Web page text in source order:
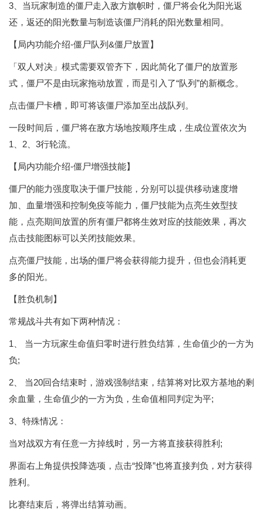
3、当玩家制造的僵尸走入敌方旗帜时，僵尸将会化为阳光返
还，返还的阳光数量与制造该僵尸消耗的阳光数量相同。
【局内功能介绍-僵尸队列&僵尸放置】
「双人对决」模式需要双管齐下，因此简化了僵尸的放置形
式，僵尸不是由玩家拖动放置，而是引入了“队列”的新概念。
点击僵尸卡槽，即可将该僵尸添加至出战队列。
一段时间后，僵尸将在敌方场地按顺序生成，生成位置依次为
1、2、3行轮流。
【局内功能介绍-僵尸增强技能】
僵尸的能力强度取决于僵尸技能，分别可以提供移动速度增
加、血量增强和控制免疫等能力，僵尸技能为点亮生效型技
能，点亮期间放置的所有僵尸都将生效对应的技能效果，再次
点击技能图标可以关闭技能效果。
点亮僵尸技能，出场的僵尸将会获得能力提升，但也会消耗更
多的阳光。
【胜负机制】
常规战斗共有如下两种情况：
1、 当一方玩家生命值归零时进行胜负结算，生命值少的一方为
负;
2、 当20回合结束时，游戏强制结束，结算将对比双方基地的剩
余血量，生命值少的一方为负，生命值相同判定为平;
3、特殊情况：
当对战双方有任意一方掉线时，另一方将直接获得胜利;
界面右上角提供投降选项，点击“投降”也将直接判负，对方获得
胜利。
比赛结束后，将弹出结算动画。